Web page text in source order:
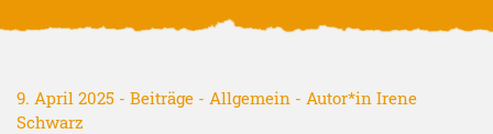
9. April 2025 - Beiträge - Allgemein - Autor*in Irene
Schwarz